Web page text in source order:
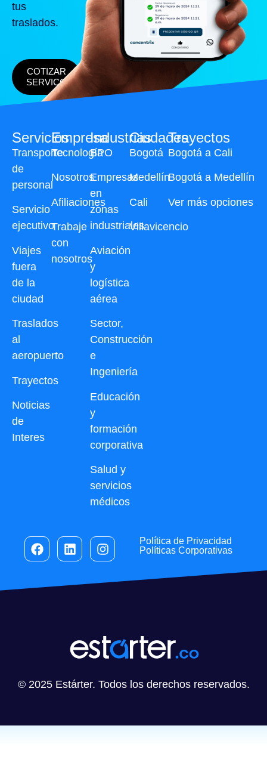
tus
traslados.
COTIZAR
SERVICO
Servicios
Transporte
de
personal
Servicio
ejecutivo
Viajes
fuera
de la
ciudad
Traslados
al
aeropuerto
Trayectos
Noticias
de
Interes
Industrias
BPO
Empresas
en
zonas
industriales
Aviación
y
logística
aérea
Sector,
Construcción
e
Ingeniería
Educación
y
formación
corporativa
Salud y
servicios
médicos
Ciudades
Bogotá
Medellín
Cali
Villavicencio
Trayectos
Bogotá a Cali
Bogotá a Medellín
Ver más opciones
Empresa
Tecnología
Nosotros
Afiliaciones
Trabaje
con
nosotros
Política de Privacidad
Políticas Corporativas
© 2025 Estárter. Todos los derechos reservados.